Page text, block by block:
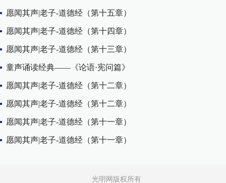
愿闻其声|老子-道德经（第十五章）
愿闻其声|老子-道德经（第十四章）
愿闻其声|老子-道德经（第十三章）
童声诵读经典——《论语·宪问篇》
愿闻其声|老子-道德经（第十二章）
愿闻其声|老子-道德经（第十二章）
愿闻其声|老子-道德经（第十一章）
愿闻其声|老子-道德经（第十一章）
光明网版权所有